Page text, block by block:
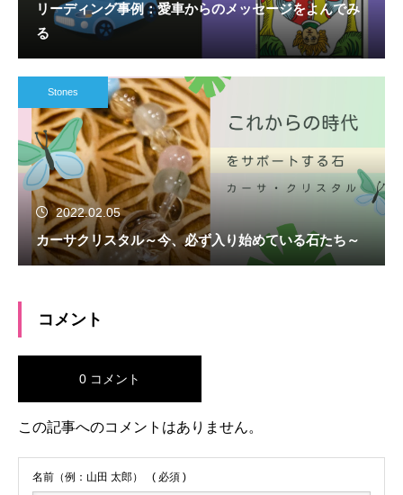
リーディング事例：愛車からのメッセージをよんでみ
る
Stones
2022.02.05
カーサクリスタル～今、必ず入り始めている石たち～
コメント
0 コメント
この記事へのコメントはありません。
名前（例：山田 太郎） ( 必須 )